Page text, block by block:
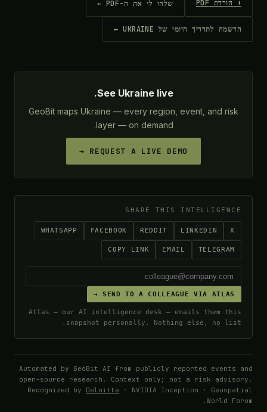
⬇ הורדת PDF שלחו לי את ה-PDF ←
הרשמה לתדריך היומי של UKRAINE ←
See Ukraine live.
GeoBit maps Ukraine — every region, event, and risk
layer — on demand.
REQUEST A LIVE DEMO →
SHARE THIS INTELLIGENCE
X
LINKEDIN
REDDIT
FACEBOOK
WHATSAPP
TELEGRAM
EMAIL
COPY LINK
SEND TO A COLLEAGUE VIA ATLAS →
Atlas — our AI intelligence desk — emails them this
snapshot personally. Nothing else, no list.
Automated by GeoBit AI from publicly reported events and
open-source research. Context only; not a risk advisory.
Recognized by Deloitte · NVIDIA Inception · Geospatial
World Forum.